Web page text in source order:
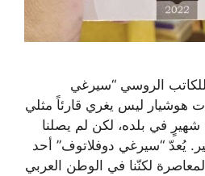
للكاتب الروسي “سيرغي
هوشيار ليس يغري قارئاً مثلي
شهيرٍ في بلده، لكن لم يصلنا
يُعدّ “سيرغي دوفلاتوف” أحد
لكنّنا في الوطن العربي